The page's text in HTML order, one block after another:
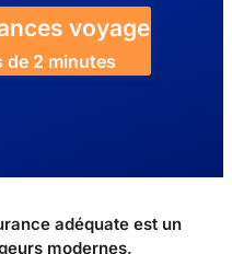
voyage
de 2 minutes
adéquate est un
modernes,